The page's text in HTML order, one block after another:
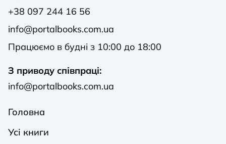
+38 097 244 16 56
info@portalbooks.com.ua
Працюємо в будні з 10:00 до 18:00
З приводу співпраці:
info@portalbooks.com.ua
Головна
Усі книги